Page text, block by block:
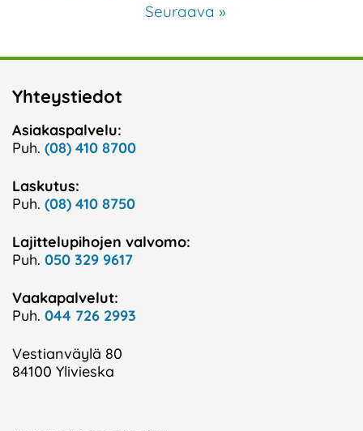
Seuraava »
Yhteystiedot
Asiakaspalvelu:
Puh. (08) 410 8700
Laskutus:
Puh. (08) 410 8750
Lajittelupihojen valvomo:
Puh. 050 329 9617
Vaakapalvelut:
Puh. 044 726 2993
Vestianväylä 80
84100 Ylivieska